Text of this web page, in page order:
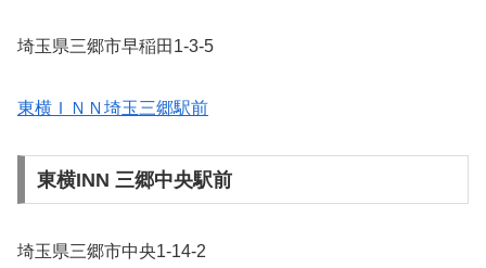
埼玉県三郷市早稲田1-3-5
東横ＩＮＮ埼玉三郷駅前
東横INN 三郷中央駅前
埼玉県三郷市中央1-14-2